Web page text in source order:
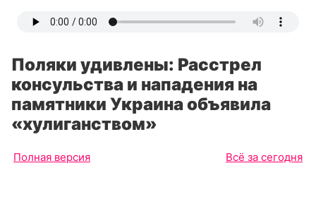
Поляки удивлены: Расстрел
консульства и нападения на
памятники Украина объявила
«хулиганством»
Полная версия Всё за сегодня